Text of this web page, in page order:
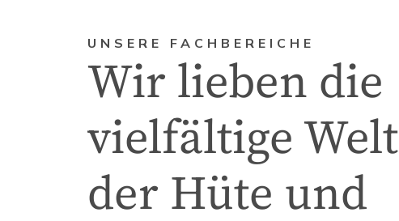
UNSERE FACHBEREICHE
Wir lieben die
vielfältige Welt
der Hüte und